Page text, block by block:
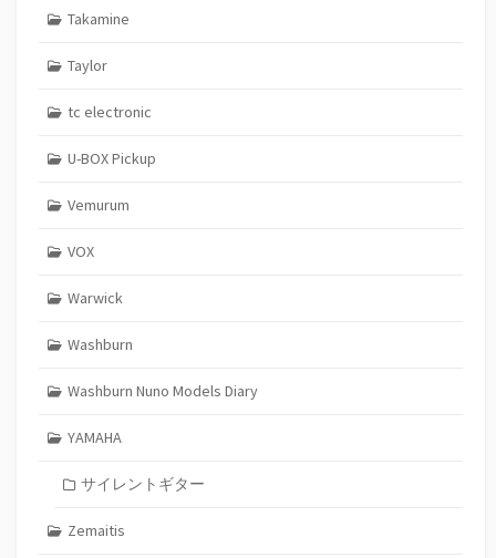
Takamine
Taylor
tc electronic
U-BOX Pickup
Vemurum
VOX
Warwick
Washburn
Washburn Nuno Models Diary
YAMAHA
サイレントギター
Zemaitis